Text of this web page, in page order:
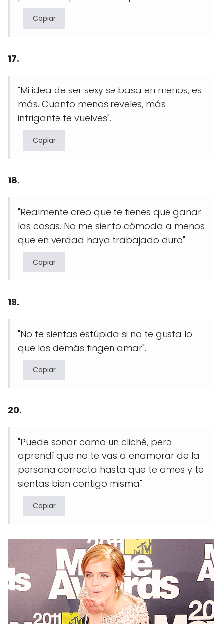
Copiar
17.
"Mi idea de ser sexy se basa en menos, es
más. Cuanto menos reveles, más
intrigante te vuelves".
Copiar
18.
"Realmente creo que te tienes que ganar
las cosas. No me siento cómoda a menos
que en verdad haya trabajado duro".
Copiar
19.
"No te sientas estúpida si no te gusta lo
que los demás fingen amar".
Copiar
20.
"Puede sonar como un cliché, pero
aprendí que no te vas a enamorar de la
persona correcta hasta que te ames y te
sientas bien contigo misma".
Copiar